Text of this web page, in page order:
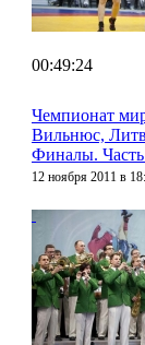
00:49:24
Чемпионат
Вильнюс,
Финалы. Часть
12 ноября 2011 в